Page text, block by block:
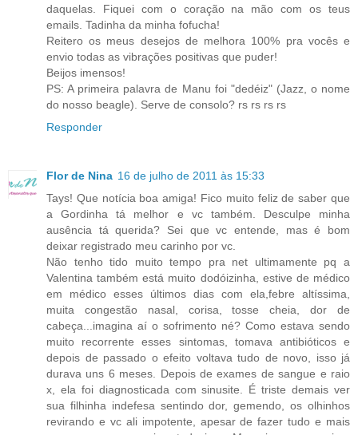
daquelas. Fiquei com o coração na mão com os teus
emails. Tadinha da minha fofucha!
Reitero os meus desejos de melhora 100% pra vocês e
envio todas as vibrações positivas que puder!
Beijos imensos!
PS: A primeira palavra de Manu foi "dedéiz" (Jazz, o nome
do nosso beagle). Serve de consolo? rs rs rs rs
Responder
Flor de Nina 16 de julho de 2011 às 15:33
Tays! Que notícia boa amiga! Fico muito feliz de saber que
a Gordinha tá melhor e vc também. Desculpe minha
ausência tá querida? Sei que vc entende, mas é bom
deixar registrado meu carinho por vc.
Não tenho tido muito tempo pra net ultimamente pq a
Valentina também está muito dodóizinha, estive de médico
em médico esses últimos dias com ela,febre altíssima,
muita congestão nasal, corisa, tosse cheia, dor de
cabeça...imagina aí o sofrimento né? Como estava sendo
muito recorrente esses sintomas, tomava antibióticos e
depois de passado o efeito voltava tudo de novo, isso já
durava uns 6 meses. Depois de exames de sangue e raio
x, ela foi diagnosticada com sinusite. É triste demais ver
sua filhinha indefesa sentindo dor, gemendo, os olhinhos
revirando e vc ali impotente, apesar de fazer tudo e mais